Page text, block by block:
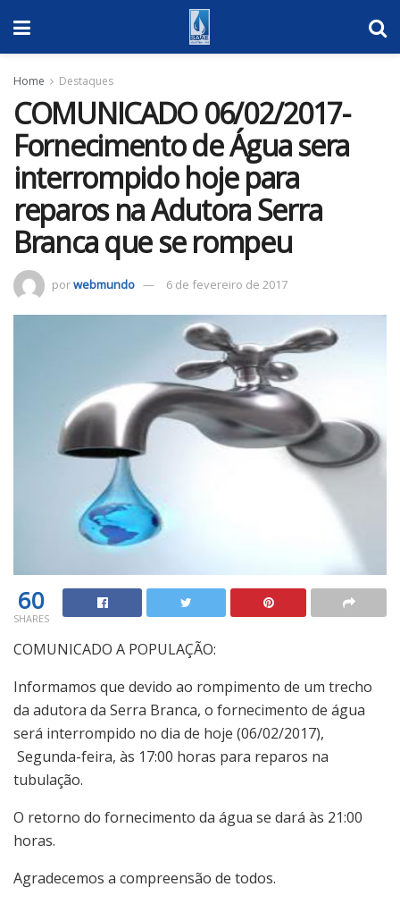
Home Destaques
COMUNICADO 06/02/2017-
Fornecimento de Água sera
interrompido hoje para
reparos na Adutora Serra
Branca que se rompeu
porwebmundo 6 de fevereiro de 2017
60
SHARES
COMUNICADO A POPULAÇÃO:
Informamos que devido ao rompimento de um trecho
da adutora da Serra Branca, o fornecimento de água
será interrompido no dia de hoje (06/02/2017),
Segunda-feira, às 17:00 horas para reparos na
tubulação.
O retorno do fornecimento da água se dará às 21:00
horas.
Agradecemos a compreensão de todos.